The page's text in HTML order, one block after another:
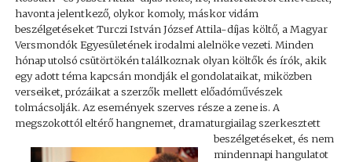
havonta jelentkező, olykor komoly, máskor vidám
beszélgetéseket Turczi István József Attila-díjas költő, a Magyar
Versmondók Egyesületének irodalmi alelnöke vezeti. Minden
hónap utolsó csütörtökén találkoznak olyan költők és írók, akik
egy adott téma kapcsán mondják el gondolataikat, miközben
verseiket, prózáikat a szerzők mellett előadóművészek
tolmácsolják. Az események szerves része a zene is. A
megszokottól eltérő hangnemet, dramaturgiailag szerkesztett
beszélgetéseket, és nem
mindennapi hangulatot